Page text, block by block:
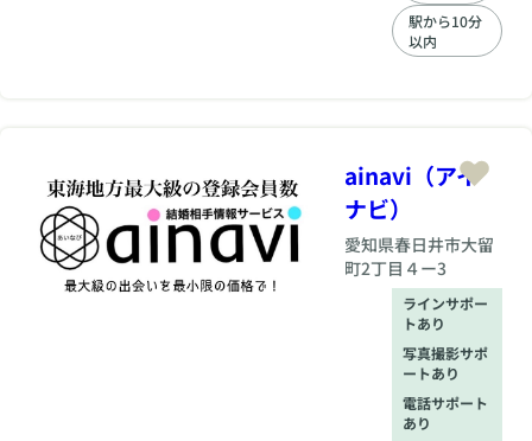
駅から10分
以内
ainavi（アイ
ナビ）
愛知県春日井市大留
町2丁目４ー3
ラインサポー
トあり
写真撮影サポ
ートあり
電話サポート
あり